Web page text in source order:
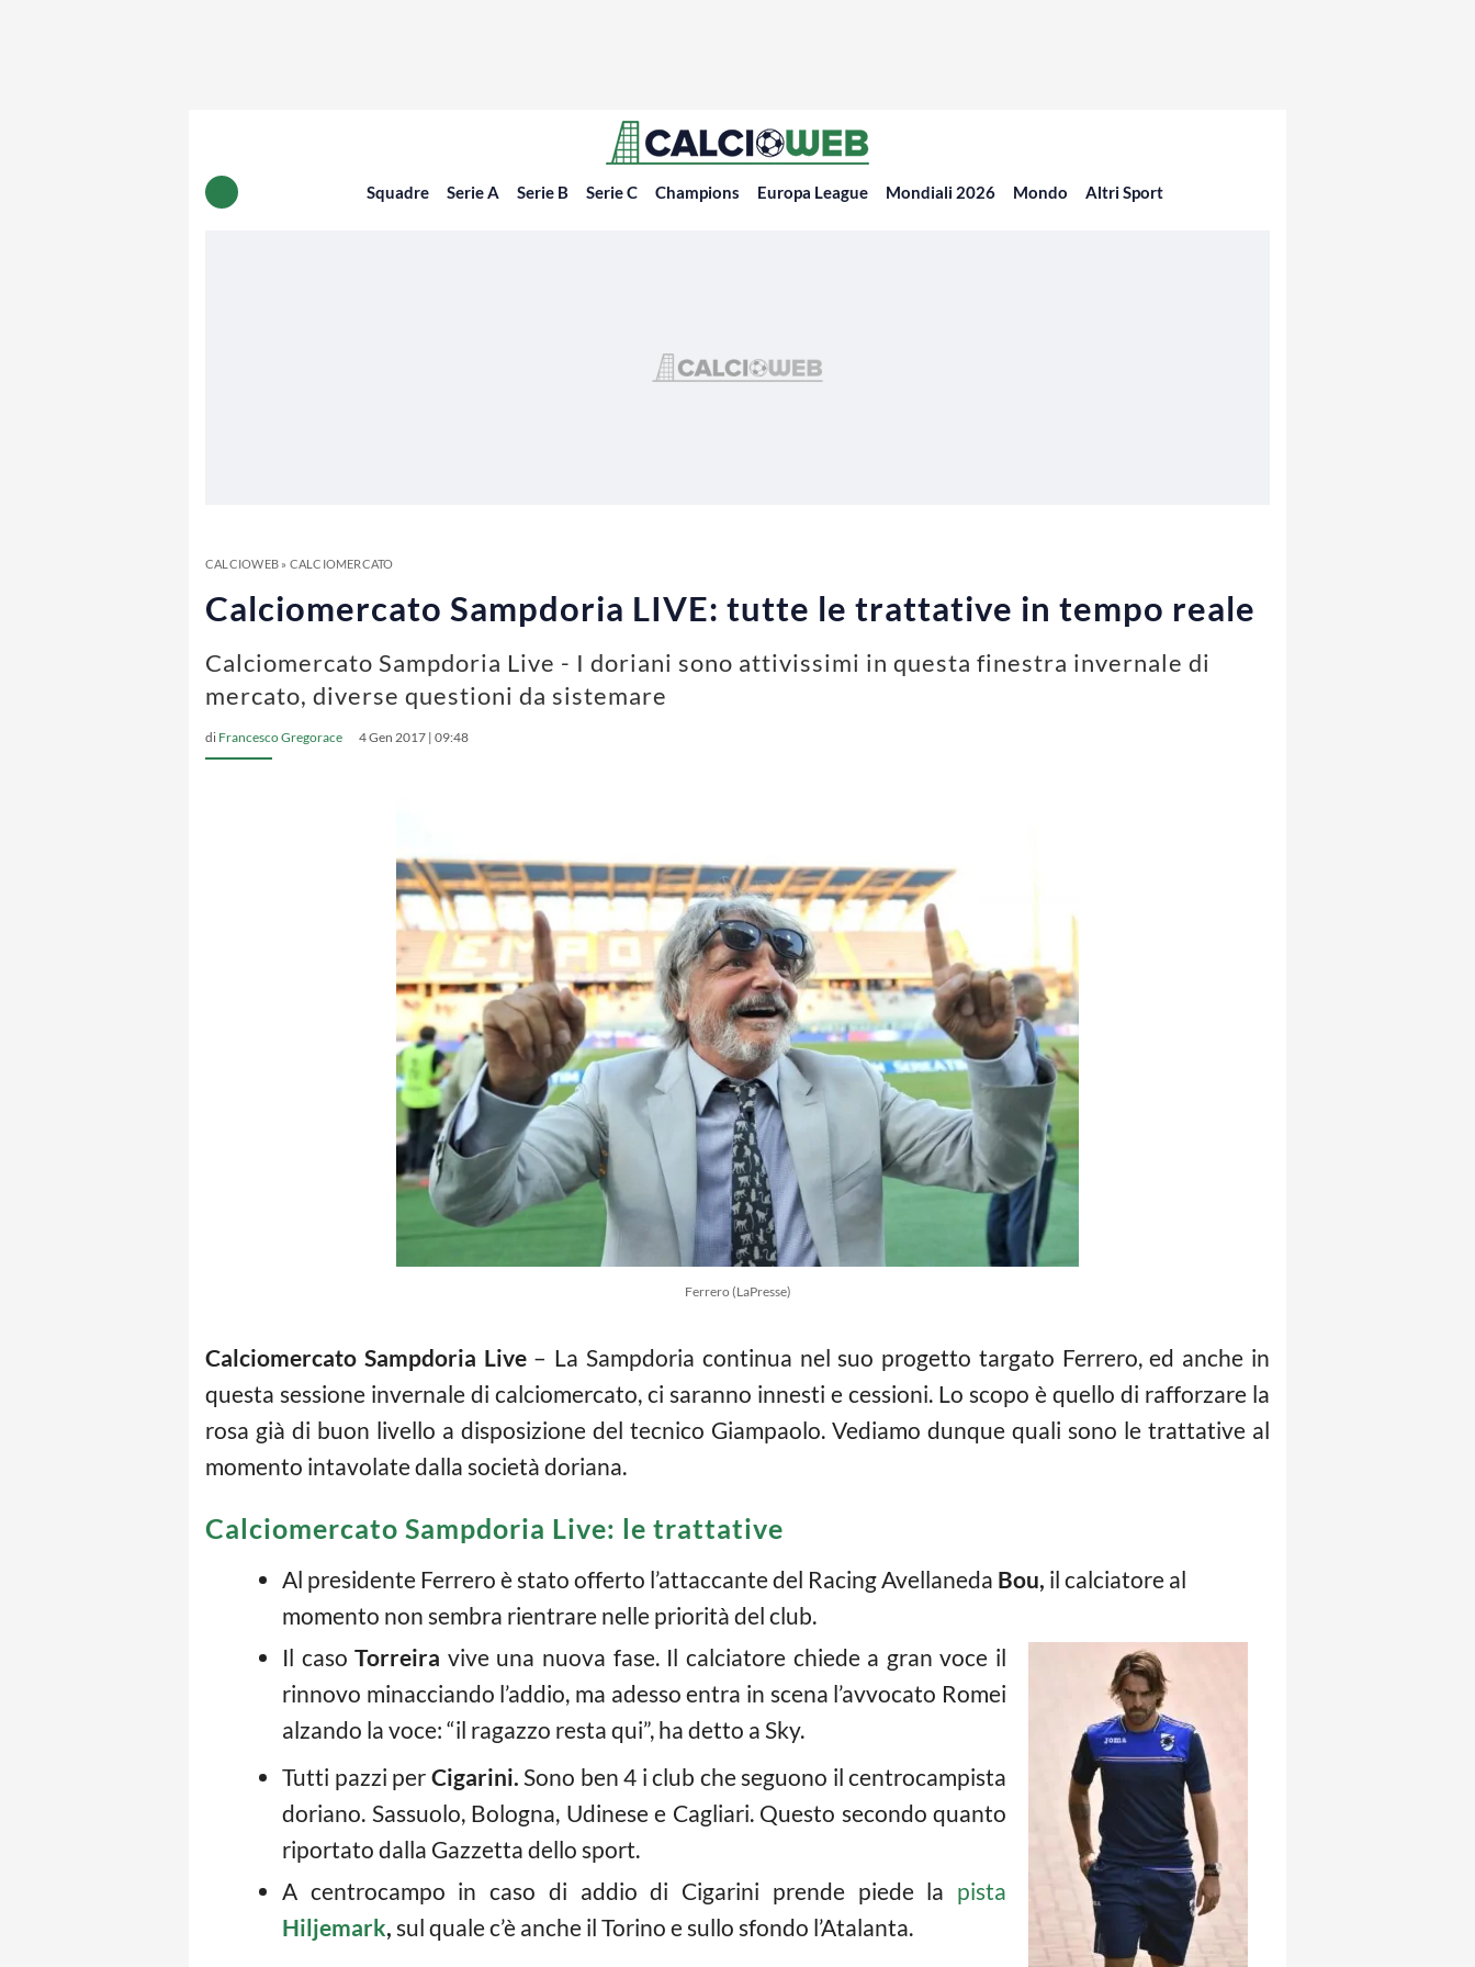
Squadre Serie A Serie B Serie C Champions Europa League Mondiali 2026 Mondo Altri Sport
CALCIOWEB» CALCIOMERCATO
Calciomercato Sampdoria LIVE: tutte le trattative in tempo reale
Calciomercato Sampdoria Live - I doriani sono attivissimi in questa finestra invernale di
mercato, diverse questioni da sistemare
di Francesco Gregorace 4 Gen 2017 | 09:48
Ferrero (LaPresse)
Calciomercato Sampdoria Live– La Sampdoria continua nel suo progetto targato Ferrero, ed anche in
questa sessione invernale di calciomercato, ci saranno innesti e cessioni. Lo scopo è quello di rafforzare la
rosa già di buon livello a disposizione del tecnico Giampaolo. Vediamo dunque quali sono le trattative al
momento intavolate dalla società doriana.
Calciomercato Sampdoria Live: le trattative
Al presidente Ferrero è stato offerto l’attaccante del Racing Avellaneda Bou, il calciatore al
momento non sembra rientrare nelle priorità del club.
Il casoTorreira vive una nuova fase. Il calciatore chiede a gran voce il
rinnovo minacciando l’addio, ma adesso entra in scena l’avvocato Romei
alzando la voce: “il ragazzo resta qui”, ha detto a Sky.
Tutti pazzi per Cigarini. Sono ben 4 i club che seguono il centrocampista
doriano. Sassuolo, Bologna, Udinese e Cagliari. Questo secondo quanto
riportato dalla Gazzetta dello sport.
A centrocampo in caso di addio di Cigarini prende piede la pista
Hiljemark, sul quale c’è anche il Torino e sullo sfondo l’Atalanta.